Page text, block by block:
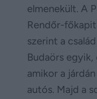
elmenekült. A
Rendőr-
szerint a
Budaörs
amikor a
autós. Majd a